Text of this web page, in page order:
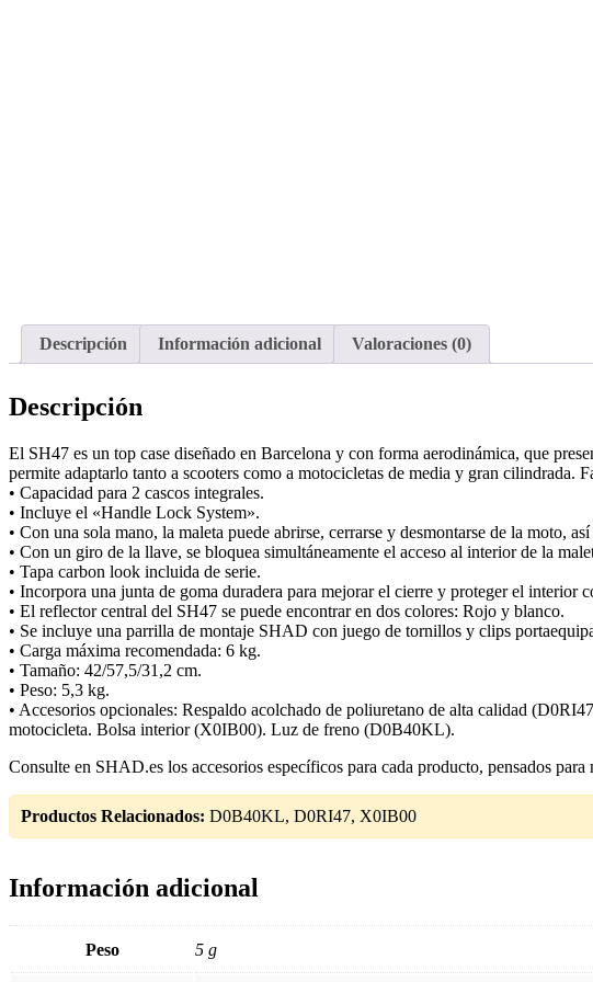
Descripción Información adicional Valoraciones (0)
Descripción
El SH47 es un top case diseñado en Barcelona y con forma aerodinámica, que
permite adaptarlo tanto a scooters como a motocicletas de media y gran cilindrada.
• Capacidad para 2 cascos integrales.
• Incluye el «Handle Lock System».
• Con una sola mano, la maleta puede abrirse, cerrarse y desmontarse de la moto,
• Con un giro de la llave, se bloquea simultáneamente el acceso al interior de la
• Tapa carbon look incluida de serie.
• Incorpora una junta de goma duradera para mejorar el cierre y proteger el interior
• El reflector central del SH47 se puede encontrar en dos colores: Rojo y blanco.
• Se incluye una parrilla de montaje SHAD con juego de tornillos y clips
• Carga máxima recomendada: 6 kg.
• Tamaño: 42/57,5/31,2 cm.
• Peso: 5,3 kg.
• Accesorios opcionales: Respaldo acolchado de poliuretano de alta calidad
motocicleta. Bolsa interior (X0IB00). Luz de freno (D0B40KL).
Consulte en SHAD.es los accesorios específicos para cada producto, pensados
Productos Relacionados: D0B40KL, D0RI47, X0IB00
Información adicional
Peso 5 g